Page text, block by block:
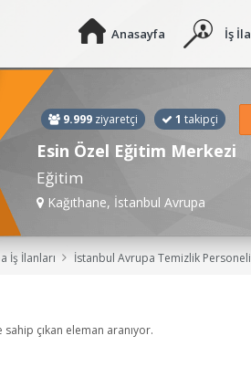
Anasayfa İş
9.999 ziyaretçi 1 takipçi
Esin Özel Eğitim Merkezi
Eğitim
Kağıthane, İstanbul Avrupa
İş İlanları İstanbul Avrupa Temizlik Personeli, Temizlik Görevlisi, Kat Görevlisi - Temizlik, Çay Servis ve Temizlik Personeli, İkram ve Temizlik Personeli, Eleman, Vasıfsız Eleman, Personel, Beden İşçisi (Genel), Aşçı
çıkan eleman aranıyor.